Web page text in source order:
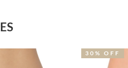
30% OFF